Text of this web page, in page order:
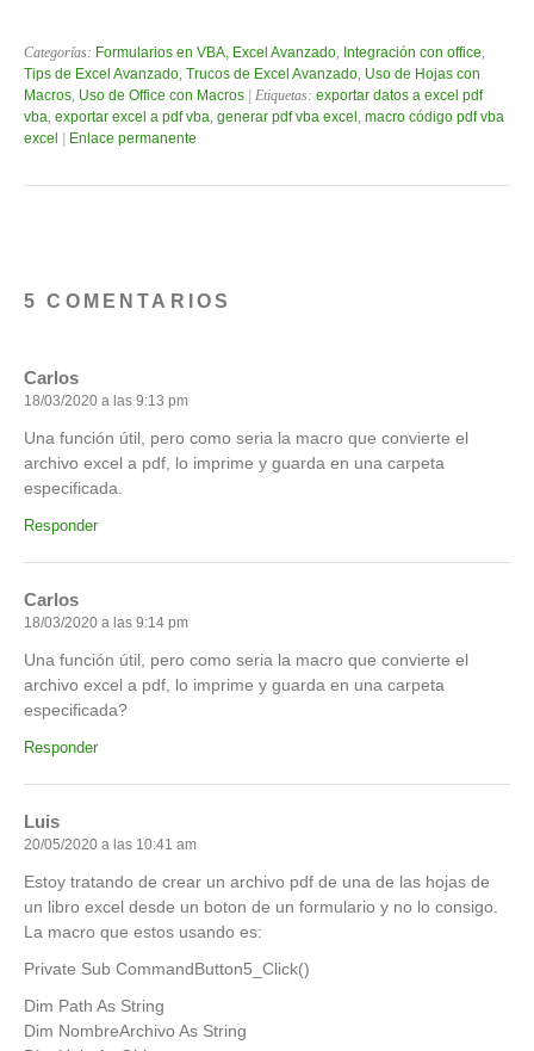
Categorías: Formularios en VBA, Excel Avanzado, Integración con office,
Tips de Excel Avanzado, Trucos de Excel Avanzado, Uso de Hojas con
Macros, Uso de Office con Macros | Etiquetas: exportar datos a excel pdf
vba, exportar excel a pdf vba, generar pdf vba excel , macro código pdf vba
excel
Enlace permanente
5 COMENTARIOS
Carlos
18/03/2020 a las 9:13 pm
Una función útil, pero como seria la macro que convierte el
archivo excel a pdf, lo imprime y guarda en una carpeta
especificada.
Responder
Carlos
18/03/2020 a las 9:14 pm
Una función útil, pero como seria la macro que convierte el
archivo excel a pdf, lo imprime y guarda en una carpeta
especificada?
Responder
Luis
20/05/2020 a las 10:41 am
Estoy tratando de crear un archivo pdf de una de las hojas de
un libro excel desde un boton de un formulario y no lo consigo.
La macro que estos usando es:
Private Sub CommandButton5_Click()
Dim Path As String
Dim NombreArchivo As String